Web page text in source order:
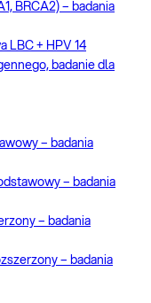
BRCA2) – badania
LBC + HPV 14
badanie dla
– badania
– badania
– badania
– badania